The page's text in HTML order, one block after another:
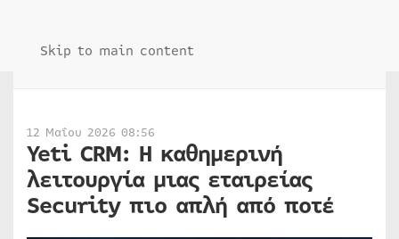
Skip to main content
12 Μαΐου 2026 08:56
Yeti CRM: Η καθημερινή
λειτουργία μιας εταιρείας
Security πιο απλή από ποτέ